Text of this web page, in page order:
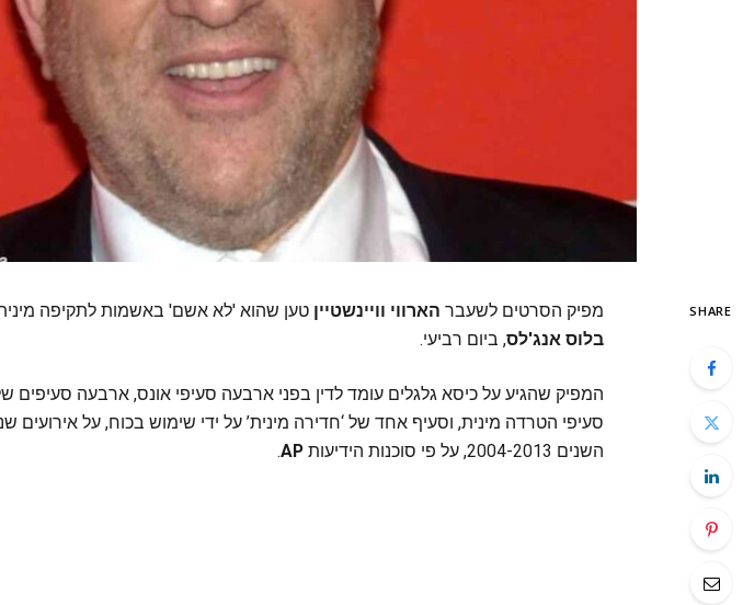
SHARE מפיק הסרטים לשעבר הארווי וויינשטייןטען שהוא 'לא אשם' באשמות לתקיפה
בלוס אנג'לס, ביום רביעי.
המפיק שהגיע על כיסא גלגלים עומד לדין בפני ארבעה סעיפי אונס, ארבעה סעיפים של
סעיפי הטרדה מינית, וסעיף אחד של ‘חדירה מינית’ על ידי שימוש בכוח, על אירועים
השנים 2004-2013, על פי סוכנות הידיעות
AP
.